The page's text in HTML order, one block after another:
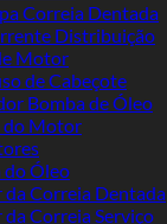
Correia Dentada
Distribuição
Motor
de Cabeçote
Bomba de Óleo
do Motor
do Óleo
da Correia Dentada
da Correia Serviço